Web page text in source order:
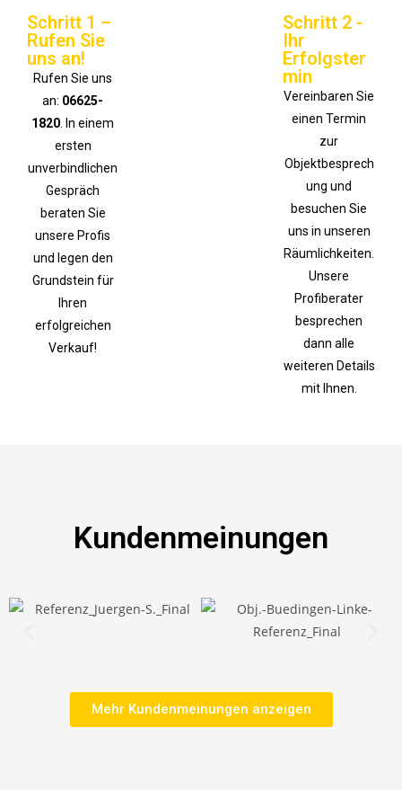
Schritt 1 –
Rufen Sie
uns an!
Rufen Sie uns
an: 06625-
1820. In einem
ersten
unverbindlichen
Gespräch
beraten Sie
unsere Profis
und legen den
Grundstein für
Ihren
erfolgreichen
Verkauf!
Schritt 2 -
Ihr
Erfolgster
min
Vereinbaren Sie
einen Termin
zur
Objektbesprech
ung und
besuchen Sie
uns in unseren
Räumlichkeiten.
Unsere
Profiberater
besprechen
dann alle
weiteren Details
mit Ihnen.
Kundenmeinungen
Mehr Kundenmeinungen anzeigen